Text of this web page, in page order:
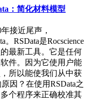
：简化材料模型
接近尾声，
。RSData是Rocscience
最新工具。它是任何
件。因为它使用户能
所以能使我们从中获
因？在使用RSData之
个程序来正确校准其